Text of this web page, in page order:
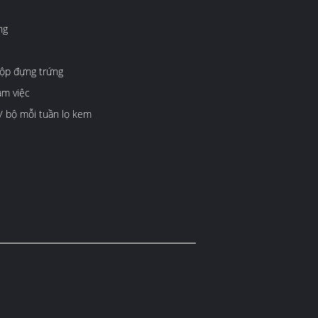
đựng trứng
việc
bộ mỗi tuần lọ kem